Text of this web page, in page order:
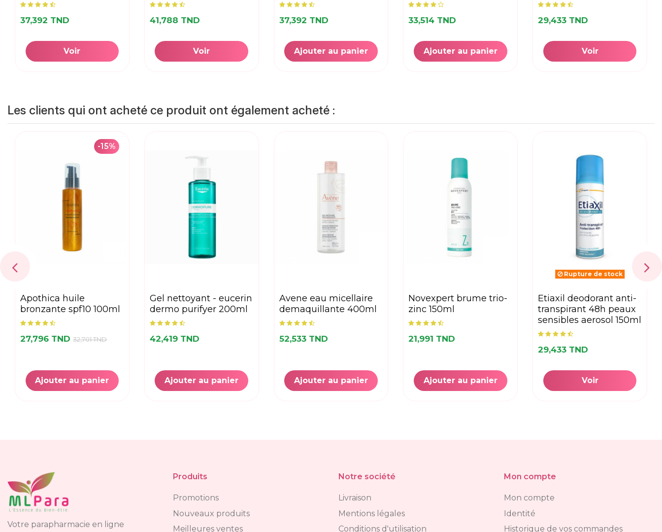
37,392 TND
Voir
41,788 TND
Voir
37,392 TND
Ajouter au panier
33,514 TND
Ajouter au panier
29,433 TND
Voir
Les clients qui ont acheté ce produit ont également acheté :
-15%
apothica huile
bronzante spf10 100ml
27,796 TND 32,701 TND
Ajouter au panier
gel nettoyant - eucerin
dermo purifyer 200ml
42,419 TND
Ajouter au panier
avene eau micellaire
demaquillante 400ml
52,533 TND
Ajouter au panier
novexpert brume trio-
zinc 150ml
21,991 TND
Ajouter au panier
Rupture de stock
etiaxil deodorant anti-
transpirant 48h peaux
sensibles aerosol 150ml
29,433 TND
Voir
Votre parapharmacie en ligne
Produits
Promotions
Nouveaux produits
Meilleures ventes
Notre société
Livraison
Mentions légales
Conditions d'utilisation
Mon compte
Mon compte
Identité
Historique de vos commandes